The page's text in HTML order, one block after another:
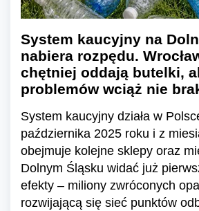
System kaucyjny na
nabiera rozpędu.
chętniej oddają butelki,
problemów wciąż nie
System kaucyjny działa w
października 2025 roku i z
obejmuje kolejne sklepy oraz
Dolnym Śląsku widać już
efekty – miliony zwróconych
rozwijającą się sieć punktów